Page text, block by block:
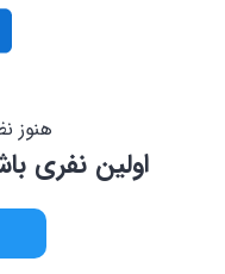
هنوز
اولین نفری